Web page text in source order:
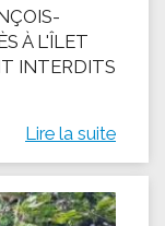
À L'ÎLET
INTERDITS
Lire la suite